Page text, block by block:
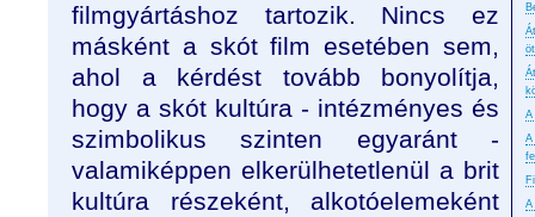
A
A
A
filmgyártáshoz tartozik. Nincs ez
másként a skót film esetében sem,
ahol a kérdést tovább bonyolítja,
hogy a skót kultúra - intézményes és
szimbolikus szinten egyaránt -
valamiképpen elkerülhetetlenül a brit
kultúra részeként, alkotóelemeként